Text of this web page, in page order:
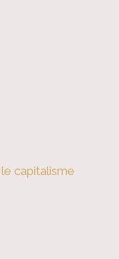
capitalisme